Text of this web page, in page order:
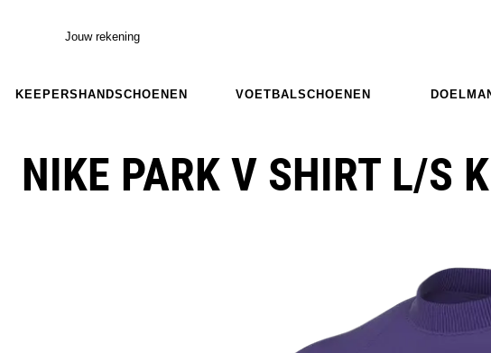
Jouw rekening
KEEPERSHANDSCHOENEN VOETBALSCHOENEN
NIKE PARK V SHIRT L/S